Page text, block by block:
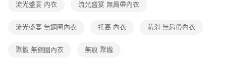
免運費
流光盛宴 內衣 流光盛宴 無肩帶內衣
流光盛宴 無鋼圈內衣 托高 內衣 防滑 無肩帶內衣
聚攏 無鋼圈內衣 無痕 聚攏